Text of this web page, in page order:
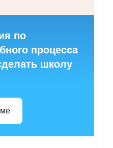
по
процесса
школу